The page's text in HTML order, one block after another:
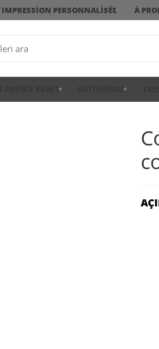
IMPRESSION PERSONNALISÉE À
PAPIER KRAFT ISOTHERME